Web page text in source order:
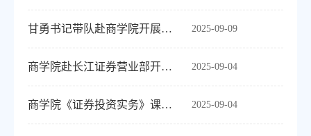
2025-09-09
甘勇书记带队赴商学院开展新学期教学巡查
2025-09-04
商学院赴长江证券营业部开展实践调研与教学研讨
2025-09-04
商学院《证券投资实务》课程组赴国海证券开展实践调研与教学研讨